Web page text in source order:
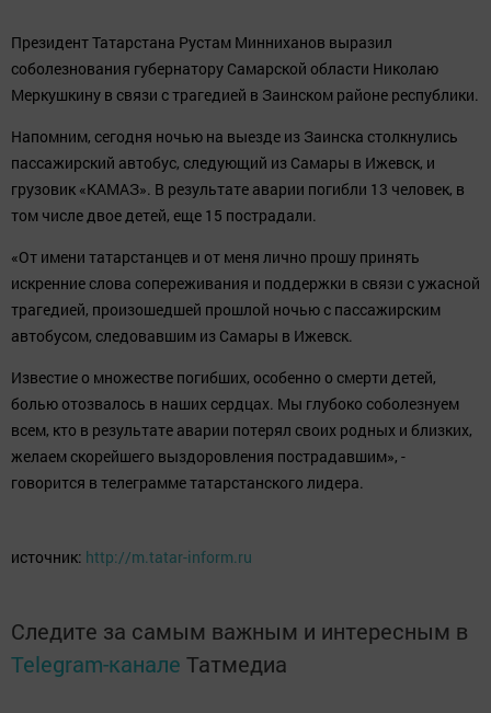
Президент Татарстана Рустам Минниханов выразил
соболезнования губернатору Самарской области Николаю
Меркушкину в связи с трагедией в Заинском районе республики.
Напомним, сегодня ночью на выезде из Заинска столкнулись
пассажирский автобус, следующий из Самары в Ижевск, и
грузовик «КАМАЗ». В результате аварии погибли 13 человек, в
том числе двое детей, еще 15 пострадали.
«От имени татарстанцев и от меня лично прошу принять
искренние слова сопереживания и поддержки в связи с ужасной
трагедией, произошедшей прошлой ночью с пассажирским
автобусом, следовавшим из Самары в Ижевск.
Известие о множестве погибших, особенно о смерти детей,
болью отозвалось в наших сердцах. Мы глубоко соболезнуем
всем, кто в результате аварии потерял своих родных и близких,
желаем скорейшего выздоровления пострадавшим», -
говорится в телеграмме татарстанского лидера.
источник: http://m.tatar-inform.ru
Следите за самым важным и интересным в
Telegram-канале Татмедиа